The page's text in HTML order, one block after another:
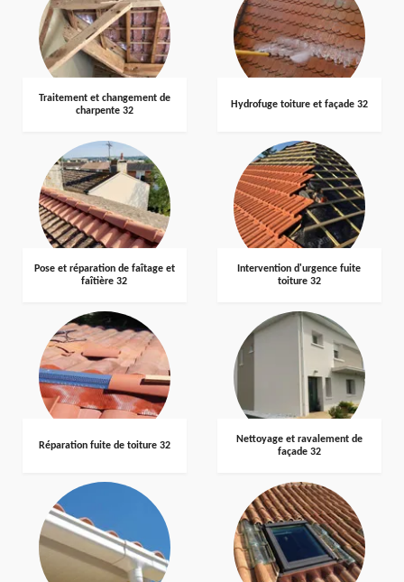
Traitement et changement de
charpente 32
Hydrofuge toiture et façade 32
Pose et réparation de faîtage et
faîtière 32
Intervention d'urgence fuite
toiture 32
Réparation fuite de toiture 32
Nettoyage et ravalement de
façade 32